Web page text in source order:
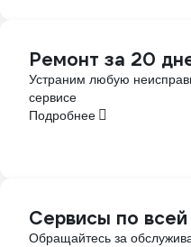
Ремонт за 20
Устраним любую
сервисе
Подробнее
Сервисы по
Обращайтесь за